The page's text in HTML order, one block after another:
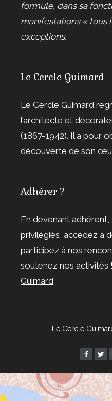
formule, dans sa
manifestations « tous
exceptions.
Le Cercle Guimard
Le Cercle Guimard
l’architecte et
(1867-1942). Il a pour
découverte de son
Adhérer ?
En devenant
privilégiés, accédez à
participez à nos
soutenez nos activités !
Guimard
Le Cercle